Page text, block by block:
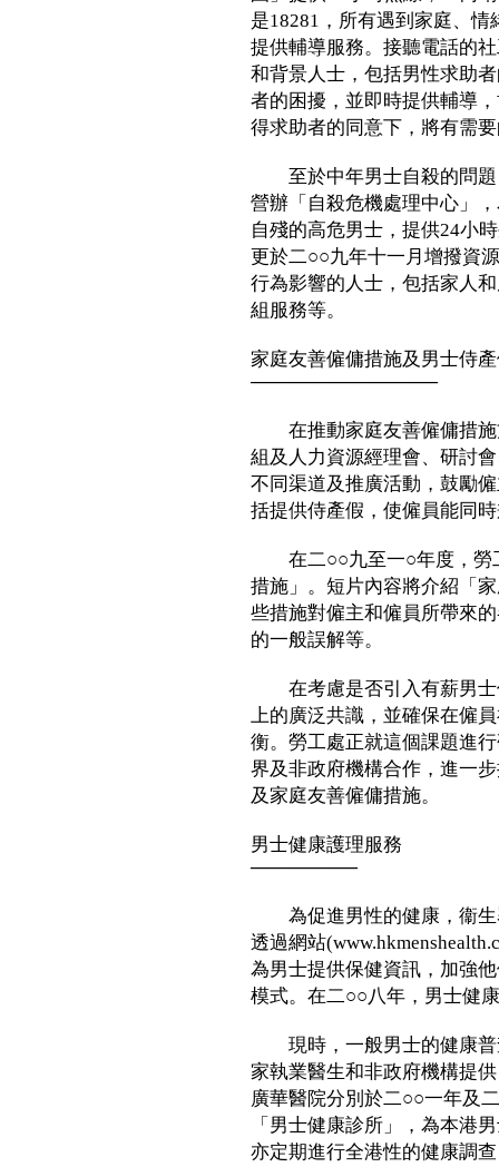
是18281，所有遇到家庭、
提供輔導服務。接聽電話的
和背景人士，包括男性求助
者的困擾，並即時提供輔導
得求助者的同意下，將有需
至於中年男士自殺的問題
營辦「自殺危機處理中心」
自殘的高危男士，提供24小
更於二○○九年十一月增撥資
行為影響的人士，包括家人
組服務等。
家庭友善僱傭措施及男士侍
──────────────
在推動家庭友善僱傭措施
組及人力資源經理會、研討
不同渠道及推廣活動，鼓勵
括提供侍產假，使僱員能同
在二○○九至一○年度，勞
措施」。短片內容將介紹「
些措施對僱主和僱員所帶來
的一般誤解等。
在考慮是否引入有薪男士
上的廣泛共識，並確保在僱
衡。勞工處正就這個課題進
界及非政府機構合作，進一
及家庭友善僱傭措施。
男士健康護理服務
────────
為促進男性的健康，衞生
透過網站
為男士提供保健資訊，加強
模式。在二○○八年，男士健
現時，一般男士的健康普
家執業醫生和非政府機構提
廣華醫院分別於二○○一年及
「男士健康診所」，為本港
亦定期進行全港性的健康調